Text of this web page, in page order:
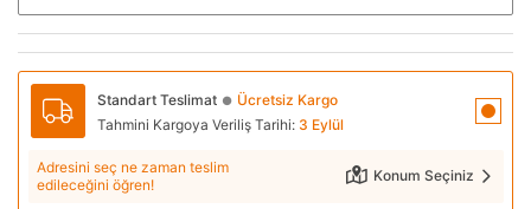
Standart Teslimat ● Ücretsiz Kargo
Tahmini Kargoya Veriliş Tarihi: 3 Eylül
Adresini seç ne zaman teslim
edileceğini öğren!
Konum Seçiniz